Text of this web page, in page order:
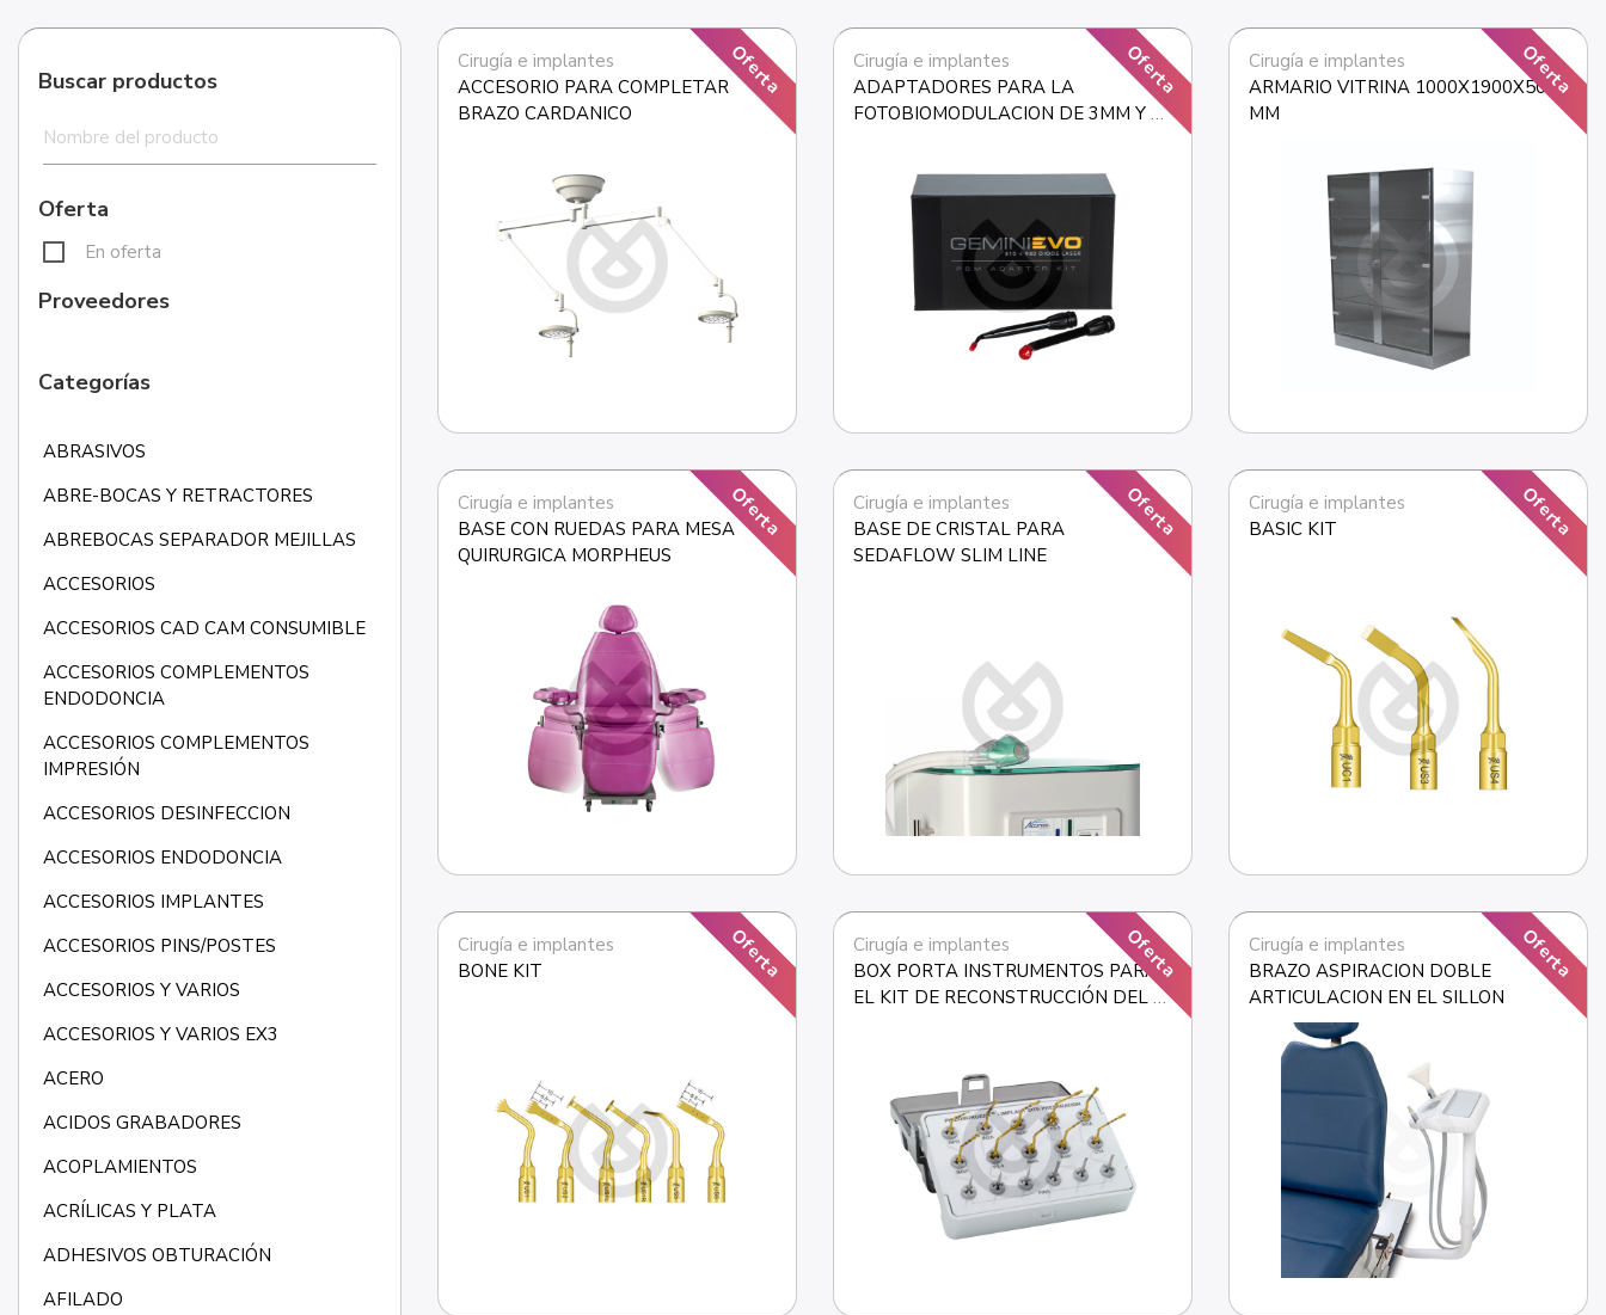
Buscar productos
Oferta
En oferta
Proveedores
Categorías
ABRASIVOS
ABRE-BOCAS Y RETRACTORES
ABREBOCAS SEPARADOR MEJILLAS
ACCESORIOS
ACCESORIOS CAD CAM CONSUMIBLE
ACCESORIOS COMPLEMENTOS
ENDODONCIA
ACCESORIOS COMPLEMENTOS
IMPRESIÓN
ACCESORIOS DESINFECCION
ACCESORIOS ENDODONCIA
ACCESORIOS IMPLANTES
ACCESORIOS PINS/POSTES
ACCESORIOS Y VARIOS
ACCESORIOS Y VARIOS EX3
ACERO
ACIDOS GRABADORES
ACOPLAMIENTOS
ACRÍLICAS Y PLATA
ADHESIVOS OBTURACIÓN
AFILADO
Oferta
Cirugía e implantes
ACCESORIO PARA COMPLETAR
BRAZO CARDANICO
Oferta
Cirugía e implantes
ADAPTADORES PARA LA
FOTOBIOMODULACION DE 3MM Y 7
Oferta
Cirugía e implantes
ARMARIO VITRINA 1000X1900X500
MM
Oferta
Cirugía e implantes
BASE CON RUEDAS PARA MESA
QUIRURGICA MORPHEUS
Oferta
Cirugía e implantes
BASE DE CRISTAL PARA
SEDAFLOW SLIM LINE
Oferta
Cirugía e implantes
BASIC KIT
Oferta
Cirugía e implantes
BONE KIT
Oferta
Cirugía e implantes
BOX PORTA INSTRUMENTOS PARA
EL KIT DE RECONSTRUCCIÓN DEL
Oferta
Cirugía e implantes
BRAZO ASPIRACION DOBLE
ARTICULACION EN EL SILLON